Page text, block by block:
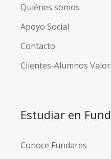
Quiénes somos
Apoyo Social
Contacto
Clientes-Alumnos
Estudiar en
Conoce Fundares